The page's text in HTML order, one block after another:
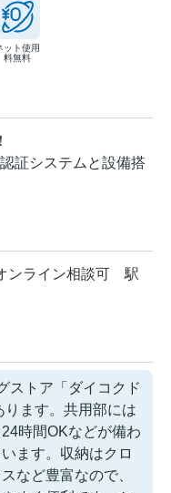
ット使用
料無料
証システムと設備搭
ンライン相談可
駅
ストア「ダイコクド
ります。共用部には
時間OKなどが備わ
ます。収納はクロ
など豊富なので、